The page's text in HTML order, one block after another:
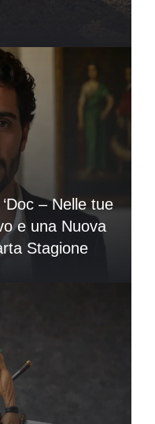
– Nelle tue
e una Nuova
Stagione